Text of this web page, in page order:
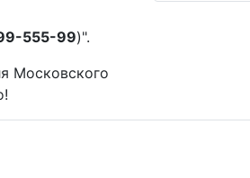
555-99)".
Московского